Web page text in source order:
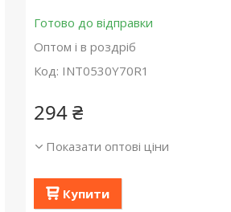
Готово до відправки
Оптом і в роздріб
Код: INT0530Y70R1
294 ₴
Показати оптові ціни
Купити